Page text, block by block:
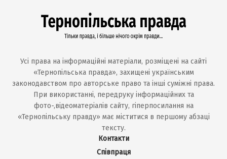
Усі права на інформаційні матеріали, розміщені на сайті
«Тернопільська правда», захищені українським
законодавством про авторське право та інші суміжні права.
При використанні, передруку інформаційних та
фото-,відеоматеріалів сайту, гіперпосилання на
«Тернопільську правду» має міститися в першому абзаці
тексту.
Контакти
Співпраця